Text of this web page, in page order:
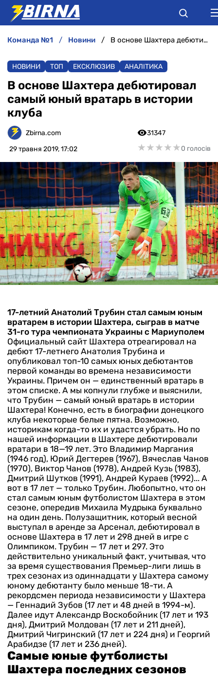
АНАЛІТИКА
ІНТЕРВ'Ю
РІЗНЕ
БУКМЕКЕРИ
команда №1 новини В основе Шахтера дебютировал самый юный вратарь в истории клуба
НОВИНИ ТОП ЕКСКЛЮЗИВ АНАЛІТИКА
В основе Шахтера дебютировал
самый юный вратарь в истории
клуба
Zbirna.com
29 травня 2019, 17:02
31347
★★★★★
★★★★★0 голосів
17-летний Анатолий Трубин стал самым юным
вратарем в истории Шахтера, сыграв в матче
31-го тура чемпионата Украины с Мариуполем
Официальный сайт Шахтера отреагировал на
дебют 17-летнего Анатолия Трубина и
опубликовал топ-10 самых юных дебютантов
первой команды во времена независимости
Украины. Причем он — единственный вратарь в
этом списке. А мы копнули глубже и выяснили,
что Трубин — самый юный вратарь в истории
Шахтера! Конечно, есть в биографии донецкого
клуба некоторые белые пятна. Возможно,
историкам когда-то их и удастся убрать. Но по
нашей информации в Шахтере дебютировали
вратари в 18—19 лет. Это Владимир Маргания
(1946 год), Юрий Дегтерев (1967), Вячеслав Чанов
(1970), Виктор Чанов (1978), Андрей Кузь (1983),
Дмитрий Шутков (1991), Андрей Кураев (1992)... А
вот в 17 лет — только Трубин. Любопытно, что он
стал самым юным футболистом Шахтера в этом
сезоне, опередив Михаила Мудрыка буквально
на один день. Полузащитник, который весной
выступал в аренде за Арсенал, дебютировал в
основе Шахтера в 17 лет и 298 дней в игре с
Олимпиком. Трубин — 17 лет и 297. Это
действительно уникальный факт, учитывая, что
за время существования Премьер-лиги лишь в
трех сезонах из одиннадцати у Шахтера самому
юному дебютанту было меньше 18-ти. А
рекордсмен периода независимости у Шахтера
— Геннадий Зубов (17 лет и 48 дней в 1994-м).
Далее идут Александр Воскобойник (17 лет и 193
дня), Дмитрий Молдован (17 лет и 211 дней),
Дмитрий Чигринский (17 лет и 224 дня) и Георгий
Арабидзе (17 лет и 236 дней).
Самые юные футболисты
Шахтера последних сезонов